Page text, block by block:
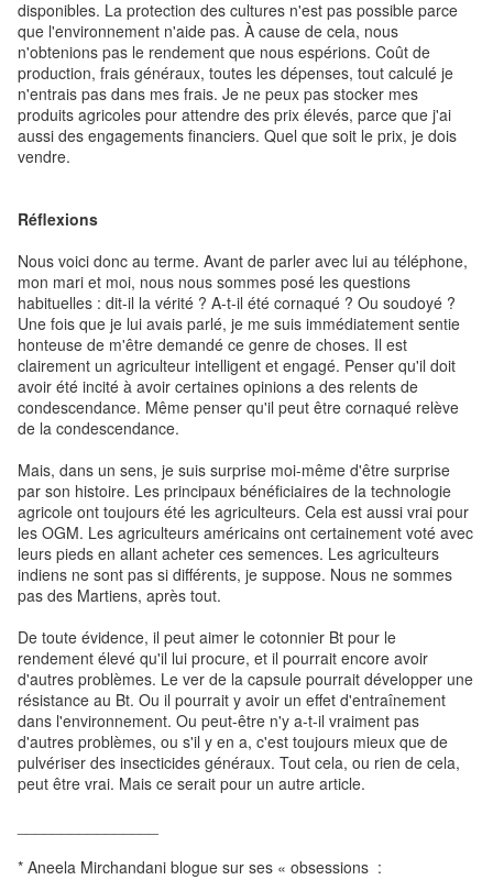
disponibles. La protection des cultures n'est pas possible parce
que l'environnement n'aide pas. À cause de cela, nous
n'obtenions pas le rendement que nous espérions. Coût de
production, frais généraux, toutes les dépenses, tout calculé je
n'entrais pas dans mes frais. Je ne peux pas stocker mes
produits agricoles pour attendre des prix élevés, parce que j'ai
aussi des engagements financiers. Quel que soit le prix, je dois
vendre.
Réflexions
Nous voici donc au terme. Avant de parler avec lui au téléphone,
mon mari et moi, nous nous sommes posé les questions
habituelles : dit-il la vérité ? A-t-il été cornaqué ? Ou soudoyé ?
Une fois que je lui avais parlé, je me suis immédiatement sentie
honteuse de m'être demandé ce genre de choses. Il est
clairement un agriculteur intelligent et engagé. Penser qu'il doit
avoir été incité à avoir certaines opinions a des relents de
condescendance. Même penser qu'il peut être cornaqué relève
de la condescendance.
Mais, dans un sens, je suis surprise moi-même d'être surprise
par son histoire. Les principaux bénéficiaires de la technologie
agricole ont toujours été les agriculteurs. Cela est aussi vrai pour
les OGM. Les agriculteurs américains ont certainement voté avec
leurs pieds en allant acheter ces semences. Les agriculteurs
indiens ne sont pas si différents, je suppose. Nous ne sommes
pas des Martiens, après tout.
De toute évidence, il peut aimer le cotonnier Bt pour le
rendement élevé qu'il lui procure, et il pourrait encore avoir
d'autres problèmes. Le ver de la capsule pourrait développer une
résistance au Bt. Ou il pourrait y avoir un effet d'entraînement
dans l'environnement. Ou peut-être n'y a-t-il vraiment pas
d'autres problèmes, ou s'il y en a, c'est toujours mieux que de
pulvériser des insecticides généraux. Tout cela, ou rien de cela,
peut être vrai. Mais ce serait pour un autre article.
* Aneela Mirchandani blogue sur ses « obsessions :